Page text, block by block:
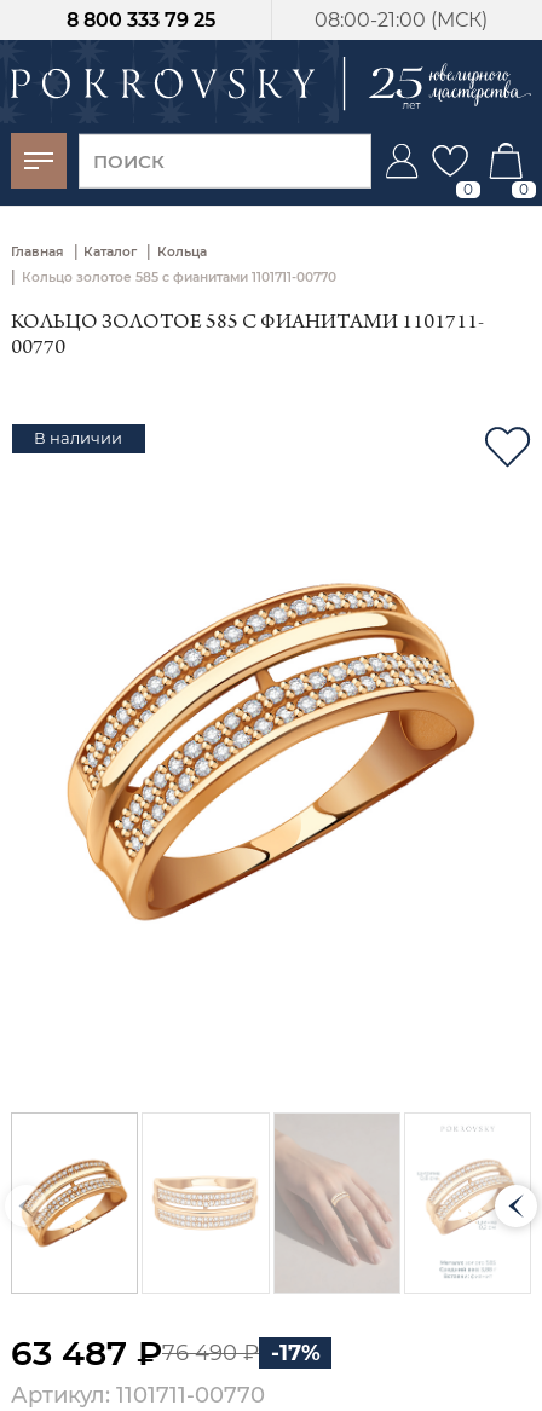
08:00-21:00 (МСК)
8 800 333 79 25
0 0
Главная | Каталог | Кольца
| Кольцо золотое 585 с фианитами 1101711-00770
КОЛЬЦО ЗОЛОТОЕ 585 С ФИАНИТАМИ 1101711-
00770
В наличии
63 487 ₽76 490 ₽ -17%
Артикул: 1101711-00770
-30%
от 15 дней с
момента оплаты